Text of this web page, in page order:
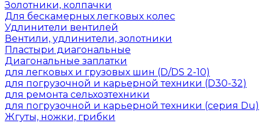
Золотники, колпачки
Для бескамерных легковых колес
Удлинители вентилей
Вентили, удлинители, золотники
Пластыри диагональные
Диагональные заплатки
для легковых и грузовых шин (D/DS 2-10)
для погрузочной и карьерной техники (D30-32)
для ремонта сельхозтехники
для погрузочной и карьерной техники (серия Du)
Жгуты, ножки, грибки